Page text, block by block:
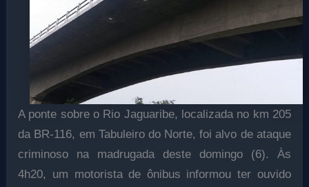
A ponte sobre o Rio Jaguaribe, localizada no km 205
da BR-116, em Tabuleiro do Norte, foi alvo de ataque
criminoso na madrugada deste domingo (6). Às
4h20, um motorista de ônibus informou ter ouvido